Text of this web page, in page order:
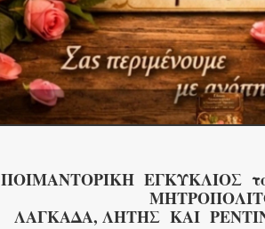
ΠΟΙΜΑΝΤΟΡΙΚΗ ΕΓΚΥΚΛΙΟΣ
ΛΑΓΚΑΔΑ, ΛΗΤΗΣ ΚΑΙ